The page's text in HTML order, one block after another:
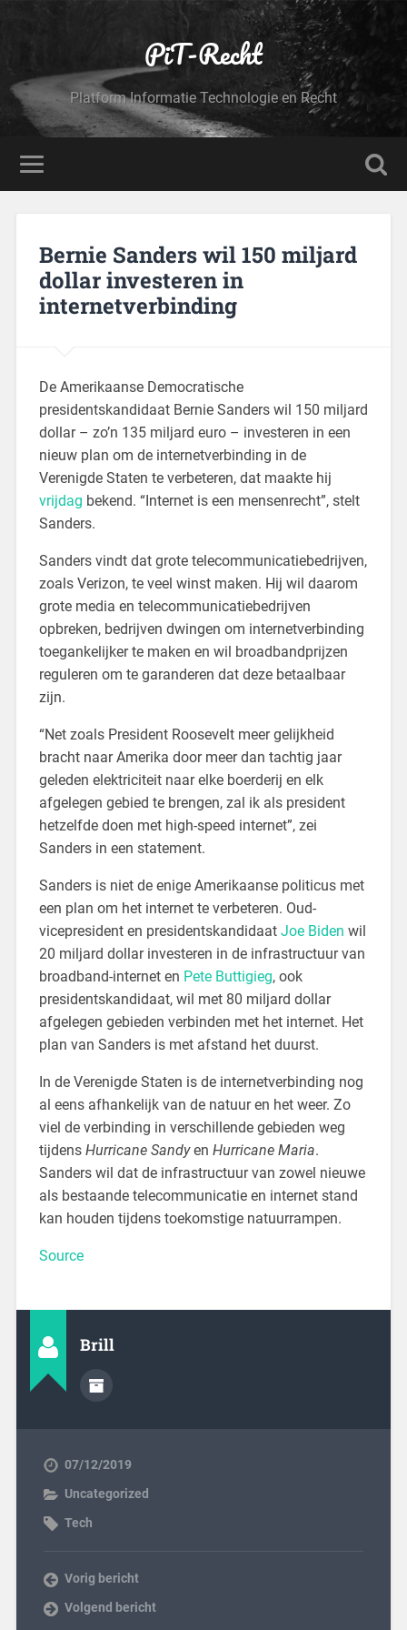
PiT-Recht
Platform Informatie Technologie en Recht
Bernie Sanders wil 150 miljard
dollar investeren in
internetverbinding
De Amerikaanse Democratische
presidentskandidaat Bernie Sanders wil 150 miljard
dollar – zo’n 135 miljard euro – investeren in een
nieuw plan om de internetverbinding in de
Verenigde Staten te verbeteren, dat maakte hij
vrijdag bekend. “Internet is een mensenrecht”, stelt
Sanders.
Sanders vindt dat grote telecommunicatiebedrijven,
zoals Verizon, te veel winst maken. Hij wil daarom
grote media en telecommunicatiebedrijven
opbreken, bedrijven dwingen om internetverbinding
toegankelijker te maken en wil broadbandprijzen
reguleren om te garanderen dat deze betaalbaar
zijn.
“Net zoals President Roosevelt meer gelijkheid
bracht naar Amerika door meer dan tachtig jaar
geleden elektriciteit naar elke boerderij en elk
afgelegen gebied te brengen, zal ik als president
hetzelfde doen met high-speed internet”, zei
Sanders in een statement.
Sanders is niet de enige Amerikaanse politicus met
een plan om het internet te verbeteren. Oud-
vicepresident en presidentskandidaat Joe Biden wil
20 miljard dollar investeren in de infrastructuur van
broadband-internet en Pete Buttigieg, ook
presidentskandidaat, wil met 80 miljard dollar
afgelegen gebieden verbinden met het internet. Het
plan van Sanders is met afstand het duurst.
In de Verenigde Staten is de internetverbinding nog
al eens afhankelijk van de natuur en het weer. Zo
viel de verbinding in verschillende gebieden weg
tijdens Hurricane Sandyen Hurricane Maria.
Sanders wil dat de infrastructuur van zowel nieuwe
als bestaande telecommunicatie en internet stand
kan houden tijdens toekomstige natuurrampen.
Source
Brill
07/12/2019
Uncategorized
Tech
Vorig bericht
Volgend bericht